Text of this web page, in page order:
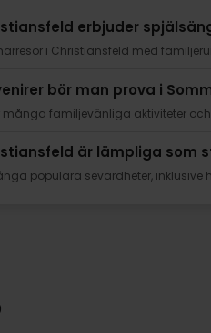
erbjuder
i Christiansfeld med
bör man prova i
familjevänliga aktiviteter
är lämpliga som
populära sevärdheter, inklusive